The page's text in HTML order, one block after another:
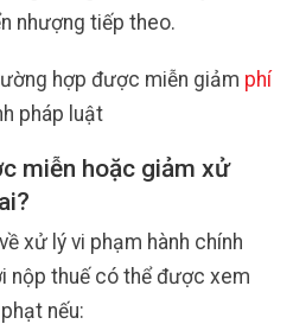
nhượng tiếp theo.
hợp được miễn giảm phí
pháp luật
miễn hoặc giảm xử
xử lý vi phạm hành chính
nộp thuế có thể được xem
nếu: